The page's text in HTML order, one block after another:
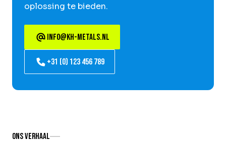
oplossing te bieden.
info@kh-metals.nl
+31 (0) 123 456 789
Ons verhaal